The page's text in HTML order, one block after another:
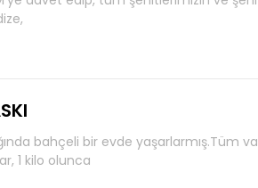
bahçeli bir evde yaşarlarmış.Tüm
1 kilo olunca